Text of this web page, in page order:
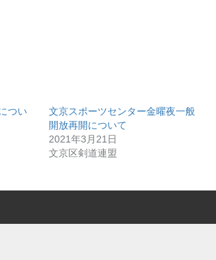
つい
文京スポーツセンター金曜夜一般
開放再開について
2021年3月21日
文京区剣道連盟